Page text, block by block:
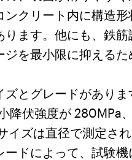
ンクリート内に構造
ります。他にも、鉄
を最小限に抑える
ズとグレードがあり
降伏強度が 280MPa
ズは直径で測定さ
ードによって、試験